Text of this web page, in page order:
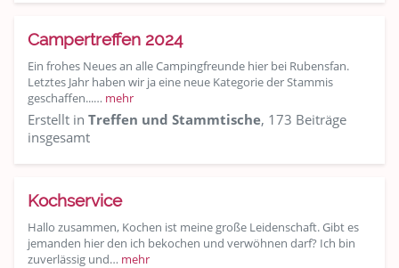
Campertreffen 2024
Ein frohes Neues an alle Campingfreunde hier bei Rubensfan.
Letztes Jahr haben wir ja eine neue Kategorie der Stammis
geschaffen...… mehr
Erstellt in Treffen und Stammtische, 173 Beiträge
insgesamt
Kochservice
Hallo zusammen, Kochen ist meine große Leidenschaft. Gibt es
jemanden hier den ich bekochen und verwöhnen darf? Ich bin
zuverlässig und… mehr